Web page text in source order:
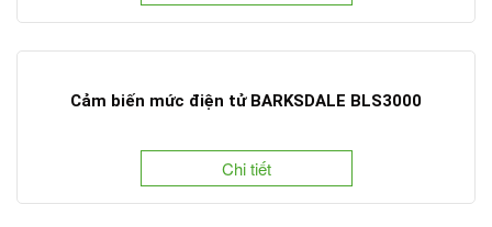
Cảm biến mức điện tử BARKSDALE BLS3000
Chi tiết